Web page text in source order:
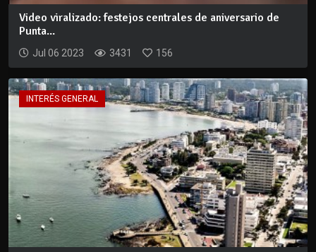
Video viralizado: festejos centrales de aniversario de
Punta...
Jul 06 2023 3431 156
INTERÉS GENERAL